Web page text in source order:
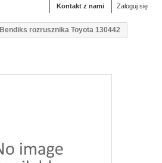
Zaloguj się
Kontakt z nami
Bendiks rozrusznika Toyota 130442